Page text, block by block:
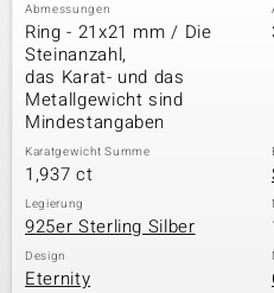
Abmessungen
Ring - 21x21 mm / Die
Steinanzahl,
das Karat- und das
Metallgewicht sind
Mindestangaben
Karatgewicht Summe
1,937 ct
Legierung
925er Sterling Silber
Design
Eternity